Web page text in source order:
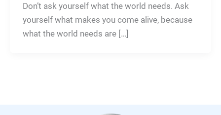
Don’t ask yourself what the world needs. Ask
yourself what makes you come alive, because
what the world needs are […]